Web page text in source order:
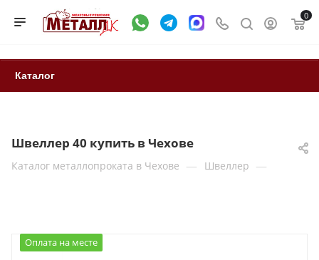
0
Каталог
Швеллер 40 купить в Чехове
Каталог металлопроката в Чехове — Швеллер —
Оплата на месте